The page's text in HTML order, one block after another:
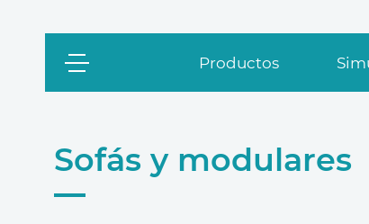
Productos
Sofás y modulares